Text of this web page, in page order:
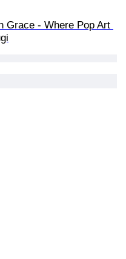
Grace - Where Pop Art